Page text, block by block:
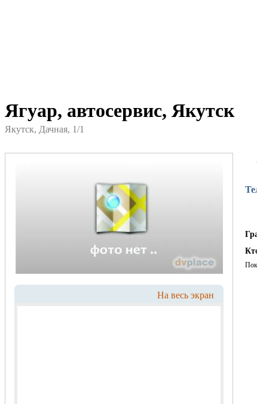
Ягуар, автосервис, Якутск
Якутск, Дачная, 1/1
На весь экран